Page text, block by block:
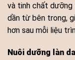
và tinh chất dưỡng
dần từ bên trong,
hơn sau mỗi liệu
Nuôi dưỡng làn